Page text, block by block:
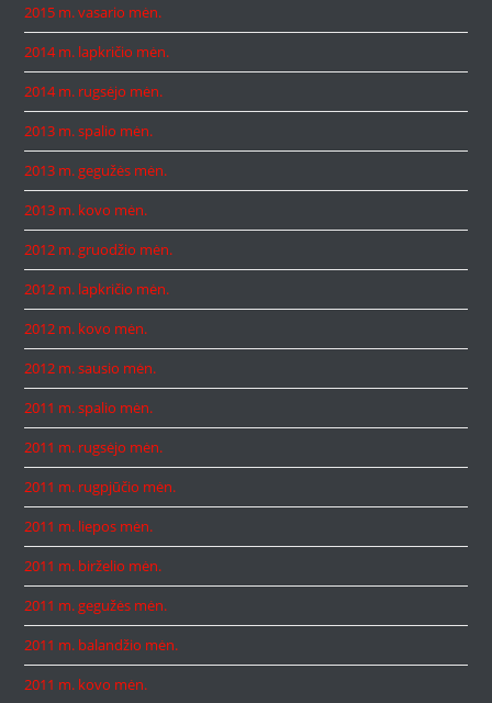
2015 m. vasario mėn.
2014 m. lapkričio mėn.
2014 m. rugsėjo mėn.
2013 m. spalio mėn.
2013 m. gegužės mėn.
2013 m. kovo mėn.
2012 m. gruodžio mėn.
2012 m. lapkričio mėn.
2012 m. kovo mėn.
2012 m. sausio mėn.
2011 m. spalio mėn.
2011 m. rugsėjo mėn.
2011 m. rugpjūčio mėn.
2011 m. liepos mėn.
2011 m. birželio mėn.
2011 m. gegužės mėn.
2011 m. balandžio mėn.
2011 m. kovo mėn.